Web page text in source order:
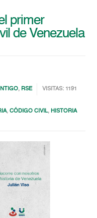
primer
de Venezuela
, RSE VISITAS: 1191
,CÓDIGO CIVIL,HISTORIA